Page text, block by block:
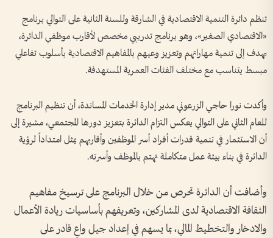
تنظم دائرة التنمية الاقتصادية في الشارقة وللسنة الثانية على التوالي برنامج
«الاقتصادي الصغير»، وهو برنامج تدريبي مخصص لأقارب موظفي الدائرة،
يهدف إلى تنمية مهاراتهم وتعزيز وعيهم بالمفاهيم الاقتصادية بأسلوب تفاعلي
مبسط يتناسب مع مختلف الفئات العمرية المستهدفة.
وأكدت نورا حاجي الزرعوني مدير إدارة الخدمات المساندة، أن تنظيم البرنامج
للعام الثاني على التوالي يعكس التزام الدائرة بتعزيز دورها المجتمعي، مشيرة إلى
أن الاستثمار في تنمية قدرات أفراد أسر الموظفين وأقاربهم يمثل امتداداً لرؤية
الدائرة في بناء بيئة عمل متكاملة تهتم بالموظف وأسرته.
وأضافت أن الدائرة تحرص من خلال البرنامج على ترسيخ مفاهيم
الثقافة الاقتصادية لدى المشاركين، وتعريفهم بأساسيات ريادة الأعمال
والادخار والتخطيط المالي، بما يسهم في إعداد جيل واعٍ قادر على